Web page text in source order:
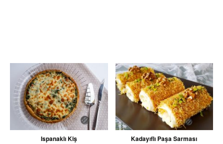
Ispanaklı Kiş Kadayıflı Paşa Sarması